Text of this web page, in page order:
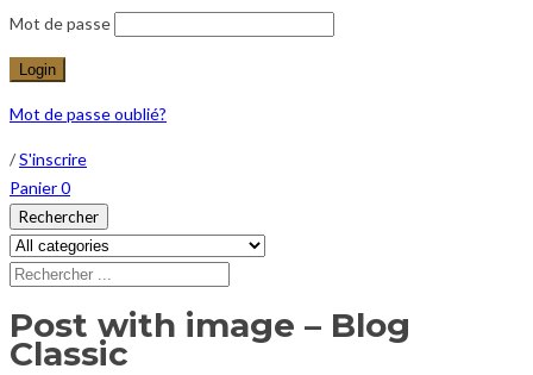
Mot de passe
Mot de passe oublié?
/S'inscrire
Panier0
Rechercher
Post with image – Blog
Classic